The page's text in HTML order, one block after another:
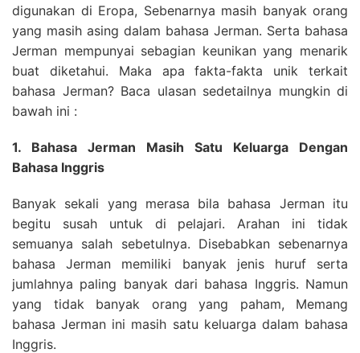
digunakan di Eropa, Sebenarnya masih banyak orang
yang masih asing dalam bahasa Jerman. Serta bahasa
Jerman mempunyai sebagian keunikan yang menarik
buat diketahui. Maka apa fakta-fakta unik terkait
bahasa Jerman? Baca ulasan sedetailnya mungkin di
bawah ini :
1. Bahasa Jerman Masih Satu Keluarga Dengan
Bahasa Inggris
Banyak sekali yang merasa bila bahasa Jerman itu
begitu susah untuk di pelajari. Arahan ini tidak
semuanya salah sebetulnya. Disebabkan sebenarnya
bahasa Jerman memiliki banyak jenis huruf serta
jumlahnya paling banyak dari bahasa Inggris. Namun
yang tidak banyak orang yang paham, Memang
bahasa Jerman ini masih satu keluarga dalam bahasa
Inggris.